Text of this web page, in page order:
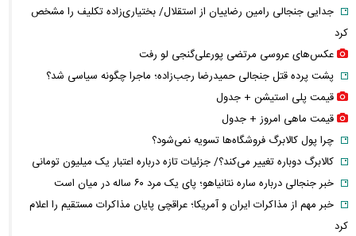
جدایی جنجالی رامین رضاییان از استقلال/ بختیاری‌زاده تکلیف را مشخص
کرد
عکس‌های عروسی مرتضی پورعلی‌گنجی لو رفت
پشت پرده قتل جنجالی حمیدرضا رجب‌زاده؛ ماجرا چگونه سیاسی شد؟
قیمت پلی استیشن + جدول
قیمت ماهی امروز + جدول
چرا پول کالابرگ فروشگاه‌ها تسویه نمی‌شود؟
کالابرگ دوباره تغییر می‌کند؟/ جزئیات تازه درباره اعتبار یک میلیون تومانی
خبر جنجالی درباره ساره نتانیاهو؛ پای یک مرد ۶۰ ساله در میان است
خبر مهم از مذاکرات ایران و آمریکا؛ عراقچی پایان مذاکرات مستقیم را اعلام
کرد